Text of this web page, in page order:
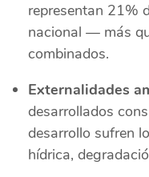
representan 21%
nacional — más
combinados.
Externalidades
desarrollados
desarrollo sufren
hídrica,